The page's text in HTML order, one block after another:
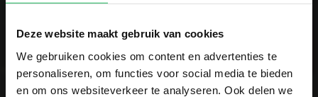
Deze website maakt gebruik van cookies
We gebruiken cookies om content en advertenties te
personaliseren, om functies voor social media te bieden
en om ons websiteverkeer te analyseren. Ook delen we
Eenvoudig en veilig betalen
Wij versleutelen alle gegevens via SSL